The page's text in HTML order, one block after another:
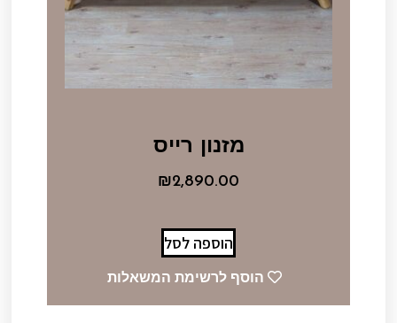
מזנון רייס
₪2,890.00
הוספה לסל
הוסף לרשימת המשאלות